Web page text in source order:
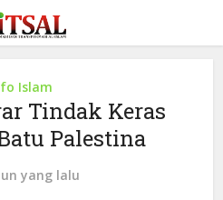
Islam
Tindak Keras
Palestina
yang lalu